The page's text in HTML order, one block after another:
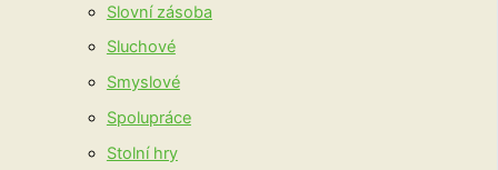
Slovní zásoba
Sluchové
Smyslové
Spolupráce
Stolní hry